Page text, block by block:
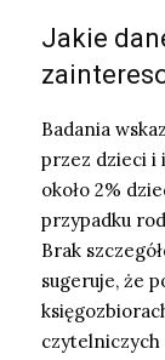
Jakie
Badania
przez dzieci i
około 2%
przypadku
Brak
sugeruje, że
czytelniczych